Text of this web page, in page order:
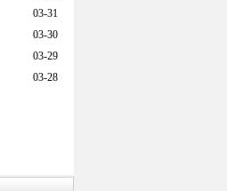
03-31
03-30
03-29
03-28